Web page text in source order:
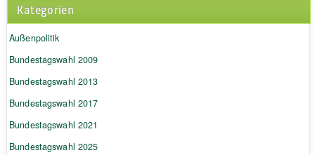
Kategorien
Außenpolitik
Bundestagswahl 2009
Bundestagswahl 2013
Bundestagswahl 2017
Bundestagswahl 2021
Bundestagswahl 2025